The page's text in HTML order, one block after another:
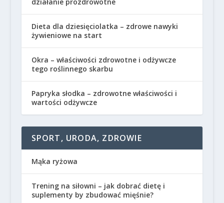
Dieta dla dziesięciolatka – zdrowe nawyki
żywieniowe na start
Okra – właściwości zdrowotne i odżywcze
tego roślinnego skarbu
Papryka słodka – zdrowotne właściwości i
wartości odżywcze
SPORT, URODA, ZDROWIE
Mąka ryżowa
Trening na siłowni – jak dobrać dietę i
suplementy by zbudować mięśnie?